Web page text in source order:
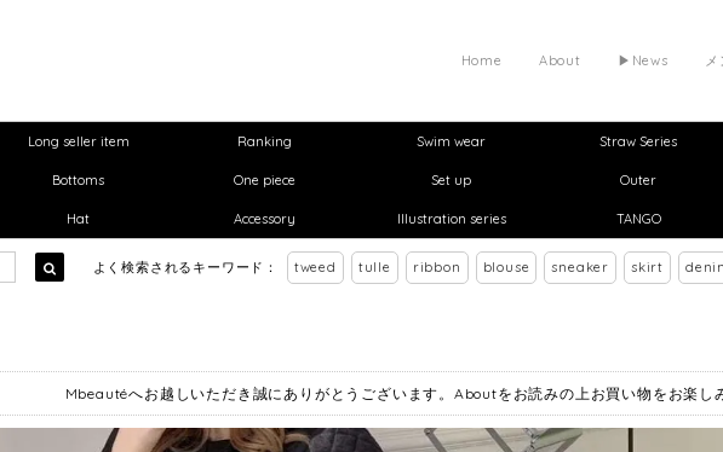
▶︎News
About
Home
Long seller item Ranking Swim wear Straw Series
Bottoms One piece Set up Outer
Hat Accessory Illustration series TANGO
よく検索されるキーワード： tweed tulle ribbon blouse sneaker skirt
Mbeautéへお越しいただき誠にありがとうございます。Aboutをお読みの上お買い物をお楽し